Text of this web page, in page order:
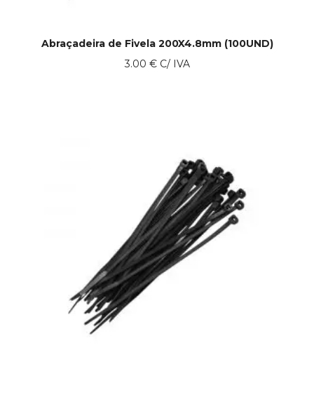
Abraçadeira de Fivela 200X4.8mm (100UND)
3.00 €C/ IVA